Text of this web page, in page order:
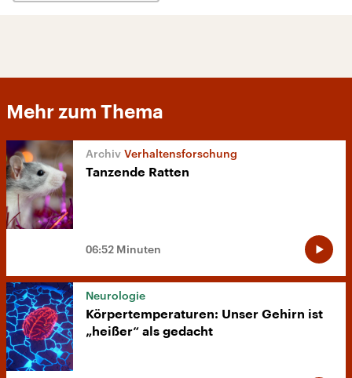
Mehr zum Thema
Verhaltensforschung
Tanzende Ratten
06:52 Minuten
Neurologie
Körpertemperaturen: Unser Gehirn ist
„heißer“ als gedacht